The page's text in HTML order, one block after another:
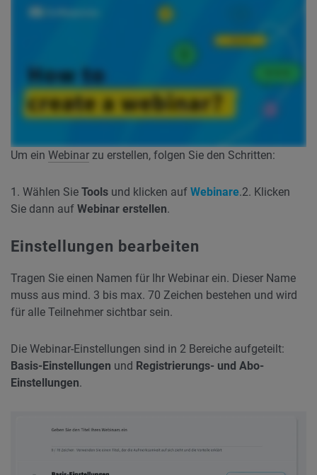
Um ein Webinar zu erstellen, folgen Sie den Schritten:
1. Wählen Sie Tools und klicken auf Webinare.2. Klicken
Sie dann auf Webinar erstellen.
Einstellungen bearbeiten
Tragen Sie einen Namen für Ihr Webinar ein. Dieser Name
muss aus mind. 3 bis max. 70 Zeichen bestehen und wird
für alle Teilnehmer sichtbar sein.
Die Webinar-Einstellungen sind in 2 Bereiche aufgeteilt:
Basis-Einstellungen und Registrierungs- und Abo-
Einstellungen.